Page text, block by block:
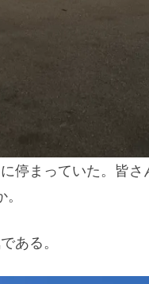
停まっていた。皆
ある。